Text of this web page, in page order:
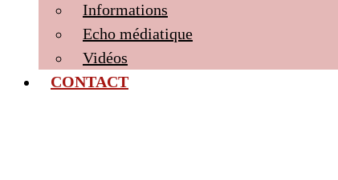
Informations
Echo médiatique
Vidéos
CONTACT